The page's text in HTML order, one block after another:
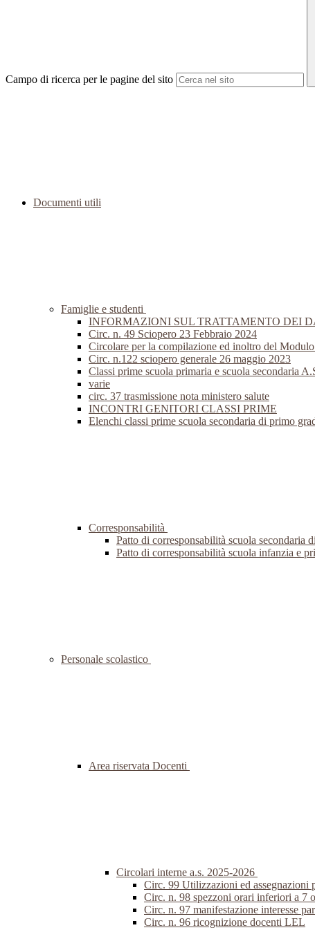
Campo di ricerca per le pagine del sito
Documenti utili
Famiglie e studenti
INFORMAZIONI SUL TRATTAMENTO DEI
Circ. n. 49 Sciopero 23 Febbraio 2024
Circolare per la compilazione ed inoltro del
Circ. n.122 sciopero generale 26 maggio 2023
Classi prime scuola primaria e scuola secondaria
varie
circ. 37 trasmissione nota ministero salute
INCONTRI GENITORI CLASSI PRIME
Elenchi classi prime scuola secondaria di primo
Corresponsabilità
Patto di corresponsabilità scuola secondaria
Patto di corresponsabilità scuola infanzia e
Personale scolastico
Area riservata Docenti
Circolari interne a.s. 2025-2026
Circ. 99 Utilizzazioni ed assegnazioni
Circ. n. 98 spezzoni orari inferiori a 7
Circ. n. 97 manifestazione interesse
Circ. n. 96 ricognizione docenti LEL